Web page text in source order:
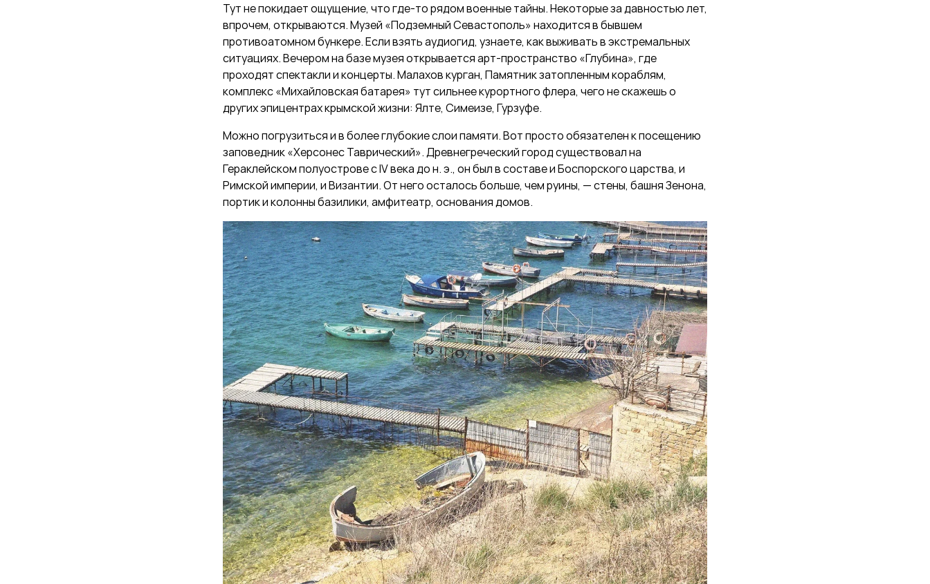
Тут не покидает ощущение, что где-то рядом военные тайны. Некоторые за давностью лет,
впрочем, открываются. Музей «Подземный Севастополь» находится в бывшем
противоатомном бункере. Если взять аудиогид, узнаете, как выживать в экстремальных
ситуациях. Вечером на базе музея открывается арт-пространство «Глубина», где
проходят спектакли и концерты. Малахов курган, Памятник затопленным кораблям,
комплекс «Михайловская батарея» тут сильнее курортного флера, чего не скажешь о
других эпицентрах крымской жизни: Ялте, Симеизе, Гурзуфе.
Можно погрузиться и в более глубокие слои памяти. Вот просто обязателен к посещению
заповедник «Херсонес Таврический». Древнегреческий город существовал на
Гераклейском полуострове с IV века до н. э., он был в составе и Боспорского царства, и
Римской империи, и Византии. От него осталось больше, чем руины, — стены, башня Зенона,
портик и колонны базилики, амфитеатр, основания домов.